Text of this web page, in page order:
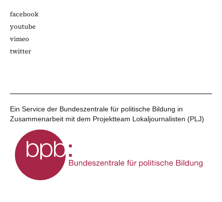
facebook
youtube
vimeo
twitter
Ein Service der Bundeszentrale für politische Bildung in
Zusammenarbeit mit dem Projektteam Lokaljournalisten (PLJ)